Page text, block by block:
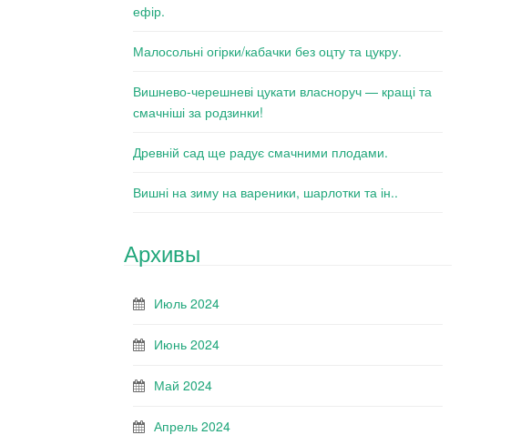
ефір.
Малосольні огірки/кабачки без оцту та цукру.
Вишнево-черешневі цукати власноруч — кращі та
смачніші за родзинки!
Древній сад ще радує смачними плодами.
Вишні на зиму на вареники, шарлотки та ін..
Архивы
Июль 2024
Июнь 2024
Май 2024
Апрель 2024